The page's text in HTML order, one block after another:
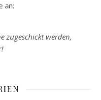
an:
zugeschickt werden,